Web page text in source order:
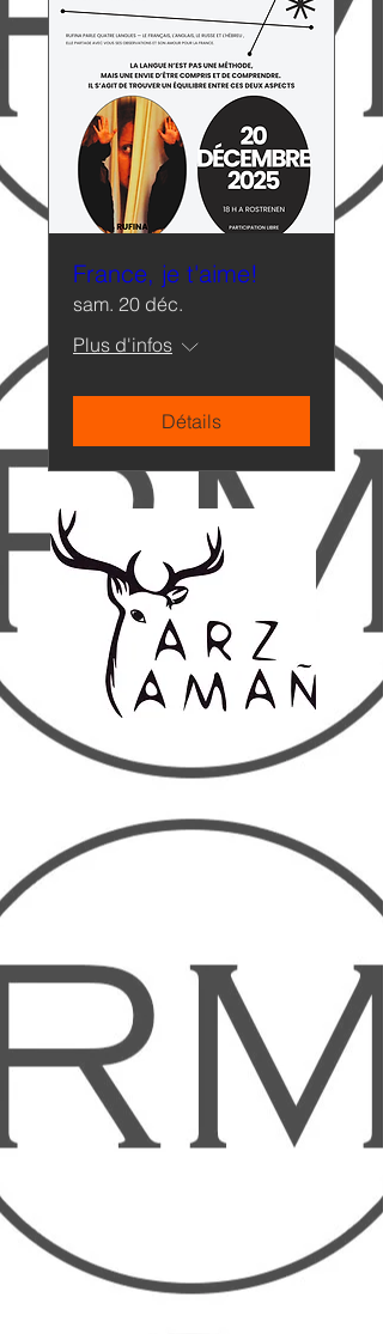
France, je t'aime!
sam. 20 déc.
Plus d'infos
Détails